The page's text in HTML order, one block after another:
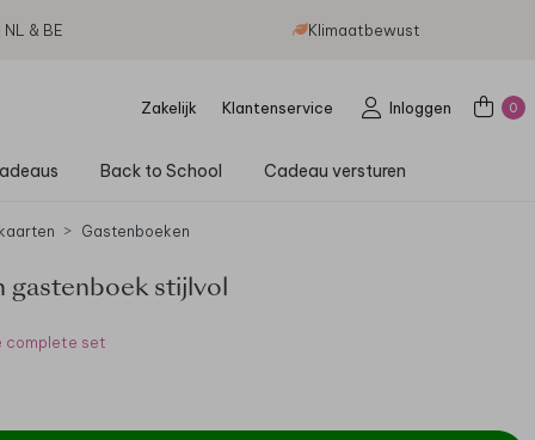
& BE Klimaatbewust
Zakelijk Klantenservice Inloggen 0
Back to School Cadeau versturen
Gastenboeken
gastenboek stijlvol
complete set